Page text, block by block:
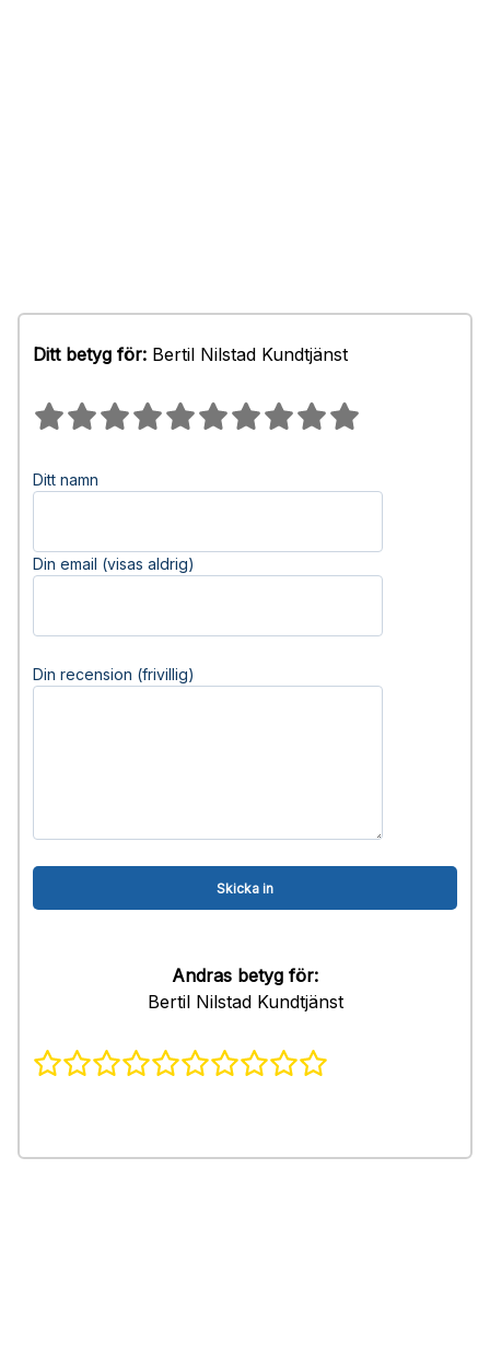
Ditt betyg för: Bertil Nilstad Kundtjänst
Ditt namn
Din email (visas aldrig)
Din recension (frivillig)
Andras betyg för:
Bertil Nilstad Kundtjänst